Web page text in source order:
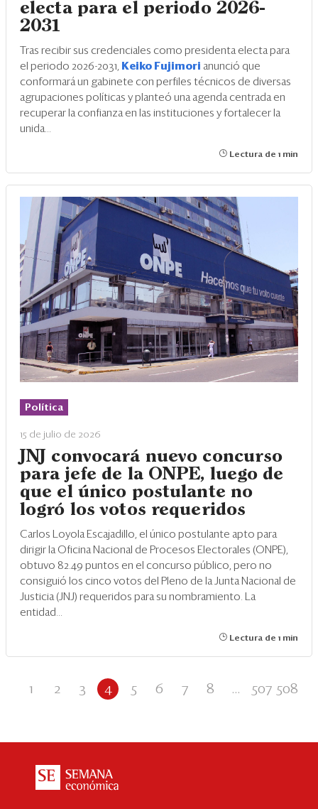
electa para el periodo 2026-
2031
Tras recibir sus credenciales como presidenta electa para
el periodo 2026-2031, Keiko Fujimori anunció que
conformará un gabinete con perfiles técnicos de diversas
agrupaciones políticas y planteó una agenda centrada en
recuperar la confianza en las instituciones y fortalecer la
unida...
Lectura de 1 min
Política
15 de julio de 2026
JNJ convocará nuevo concurso
para jefe de la ONPE, luego de
que el único postulante no
logró los votos requeridos
Carlos Loyola Escajadillo, el único postulante apto para
dirigir la Oficina Nacional de Procesos Electorales (ONPE),
obtuvo 82.49 puntos en el concurso público, pero no
consiguió los cinco votos del Pleno de la Junta Nacional de
Justicia (JNJ) requeridos para su nombramiento. La
entidad...
Lectura de 1 min
1 2 3 4 5 6 7 8 ... 507 508